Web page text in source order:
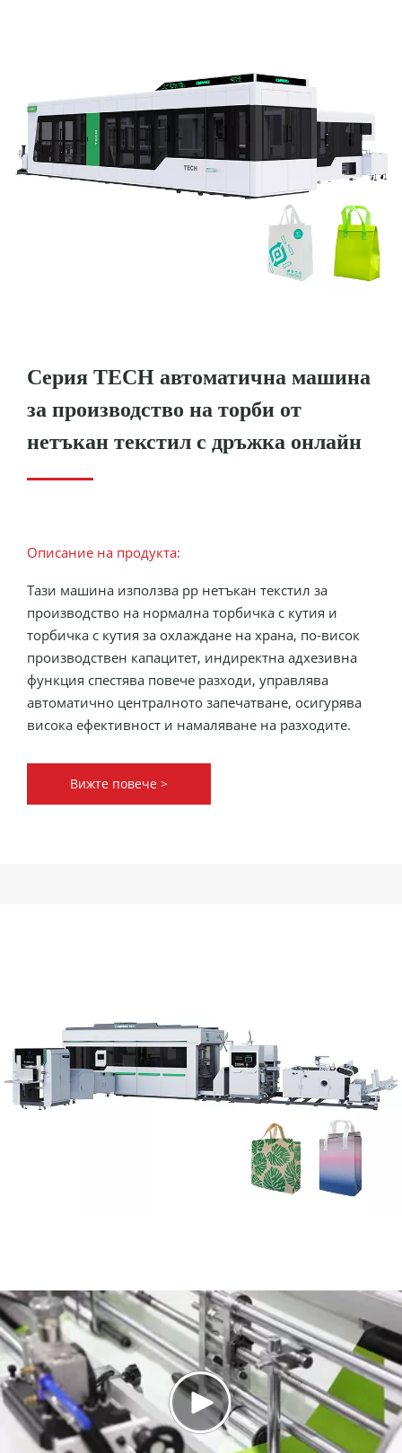
Серия TECH автоматична машина
за производство на торби от
нетъкан текстил с дръжка онлайн
Описание на продукта:
Тази машина използва pp нетъкан текстил за
производство на нормална торбичка с кутия и
торбичка с кутия за охлаждане на храна, по-висок
производствен капацитет, индиректна адхезивна
функция спестява повече разходи, управлява
автоматично централното запечатване, осигурява
висока ефективност и намаляване на разходите.
Вижте повече >